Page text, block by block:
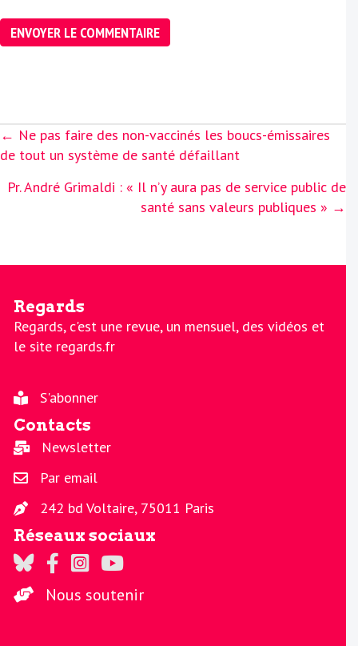
Posts
navigation
← Ne pas faire des non-vaccinés les boucs-émissaires
de tout un système de santé défaillant
Pr. André Grimaldi : « Il n’y aura pas de service public de
santé sans valeurs publiques » →
Regards
Regards, c'est une revue, un mensuel, des vidéos et
le site regards.fr
S'abonner
Contacts
Newsletter
Par email
242 bd Voltaire, 75011 Paris
Réseaux sociaux
Regards sur Twitter
Regards sur Facebook
Regards sur Instagram
La chaine Regards sur Youtube
Nous soutenir